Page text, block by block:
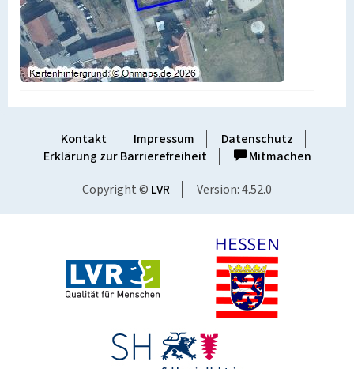
Kontakt Impressum
Datenschutz
Erklärung zur Barrierefreiheit
Mitmachen
Copyright © LVR Version: 4.52.0